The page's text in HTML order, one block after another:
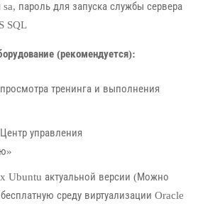
sa, пароль для запуска службы сервера
SQL
(рекомендуется):
тренинга и выполнения
управления
Ubuntu актуальной версии (Можно
среду виртуализации Oracle